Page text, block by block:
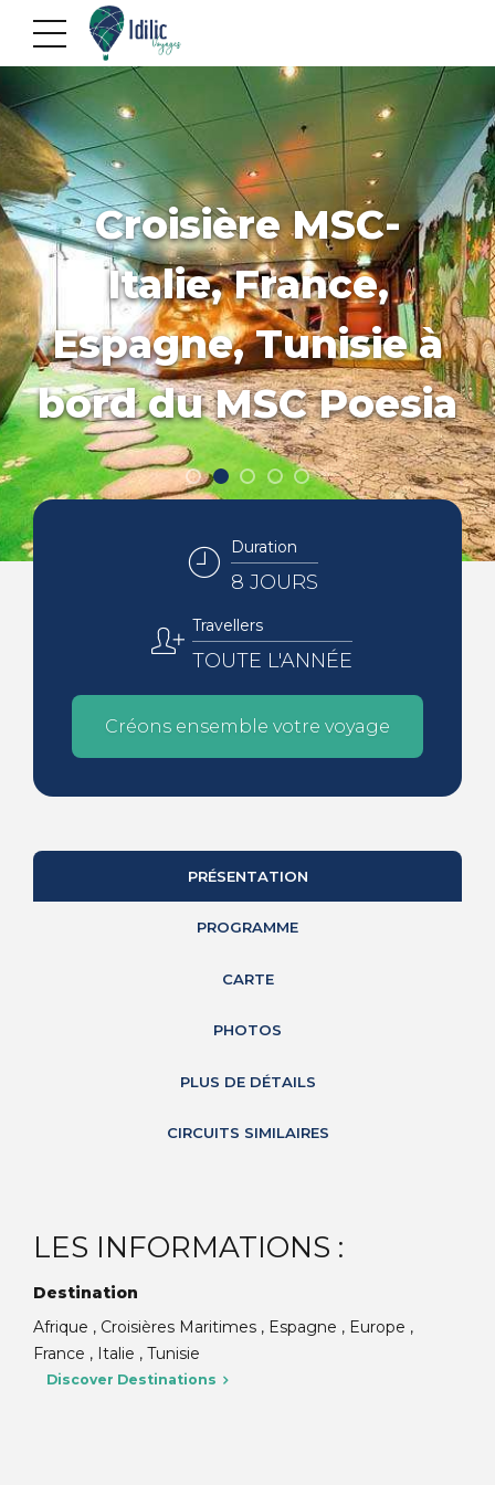
Croisière MSC-
Italie, France,
Espagne, Tunisie à
bord du MSC Poesia
Duration
8 JOURS
Travellers
TOUTE L'ANNÉE
Créons ensemble votre voyage
PRÉSENTATION
PROGRAMME
CARTE
PHOTOS
PLUS DE DÉTAILS
CIRCUITS SIMILAIRES
LES INFORMATIONS :
Destination
Afrique , Croisières Maritimes , Espagne , Europe ,
France , Italie , Tunisie
Discover Destinations